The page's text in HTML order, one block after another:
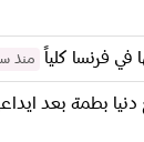
في فرنسا كلياً منذ
بطمة بعد